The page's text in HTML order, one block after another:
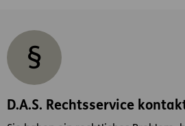
D.A.S. Rechtsservice